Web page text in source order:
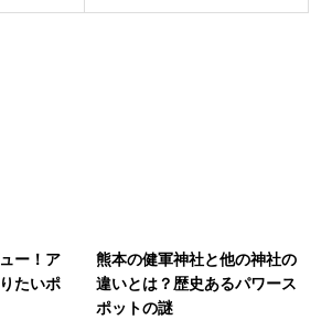
ー！ア
たいポ
熊本の健軍神社と他の神社の
違いとは？歴史あるパワース
ポットの謎